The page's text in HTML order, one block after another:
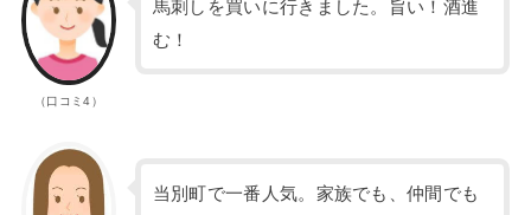
（口コミ4）
馬刺しを買いに行きました。旨い！酒進
む！
当別町で一番人気。家族でも、仲間でも